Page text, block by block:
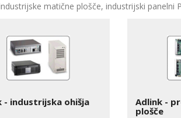
matične plošče, industrijski panelni
- industrijska ohišja
Adlink -
plošče